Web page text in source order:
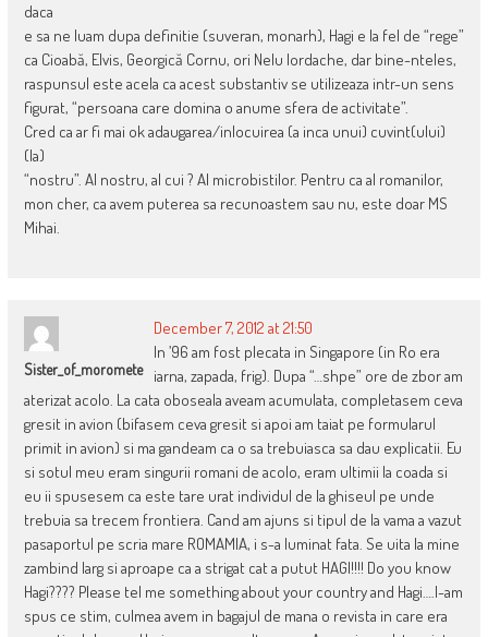
daca
e sa ne luam dupa definitie (suveran, monarh), Hagi e la fel de “rege”
ca Cioabă, Elvis, Georgică Cornu, ori Nelu Iordache, dar bine-nteles,
raspunsul este acela ca acest substantiv se utilizeaza intr-un sens
figurat, “persoana care domina o anume sfera de activitate”.
Cred ca ar fi mai ok adaugarea/inlocuirea (a inca unui) cuvint(ului)
(la)
“nostru”. Al nostru, al cui ? Al microbistilor. Pentru ca al romanilor,
mon cher, ca avem puterea sa recunoastem sau nu, este doar MS
Mihai.
Sister_of_moromete
December 7, 2012 at 21:50
In ’96 am fost plecata in Singapore (in Ro era
iarna, zapada, frig). Dupa “…shpe” ore de zbor am
aterizat acolo. La cata oboseala aveam acumulata, completasem ceva
gresit in avion (bifasem ceva gresit si apoi am taiat pe formularul
primit in avion) si ma gandeam ca o sa trebuiasca sa dau explicatii. Eu
si sotul meu eram singurii romani de acolo, eram ultimii la coada si
eu ii spusesem ca este tare urat individul de la ghiseul pe unde
trebuia sa trecem frontiera. Cand am ajuns si tipul de la vama a vazut
pasaportul pe scria mare ROMAMIA, i s-a luminat fata. Se uita la mine
zambind larg si aproape ca a strigat cat a putut HAGI!!!! Do you know
Hagi???? Please tel me something about your country and Hagi….I-am
spus ce stim, culmea avem in bagajul de mana o revista in care era